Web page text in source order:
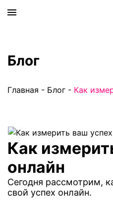
Блог
Главная - Блог - Как
Как
онлайн
Сегодня рассмотрим,
свой успех онлайн.